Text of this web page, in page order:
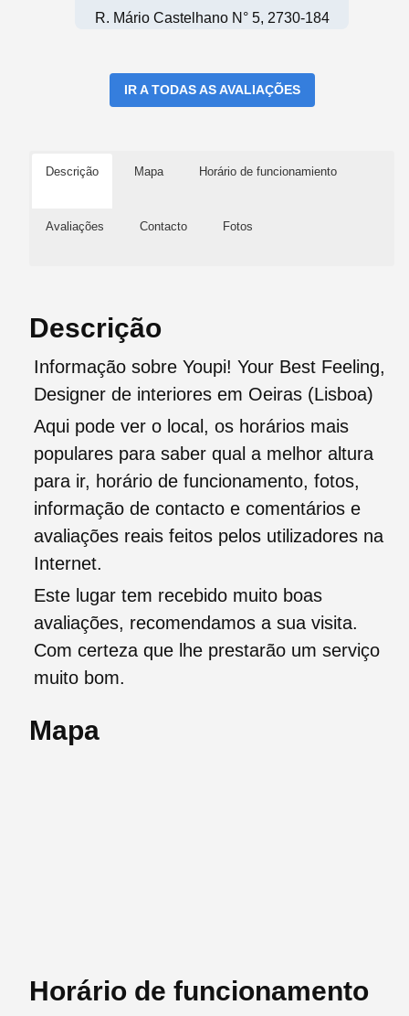
R. Mário Castelhano N° 5, 2730-184
IR A TODAS AS AVALIAÇÕES
Descrição Mapa Horário de funcionamiento
Avaliações Contacto Fotos
Descrição
Informação sobre Youpi! Your Best Feeling,
Designer de interiores em Oeiras (Lisboa)
Aqui pode ver o local, os horários mais
populares para saber qual a melhor altura
para ir, horário de funcionamento, fotos,
informação de contacto e comentários e
avaliações reais feitos pelos utilizadores na
Internet.
Este lugar tem recebido muito boas
avaliações, recomendamos a sua visita.
Com certeza que lhe prestarão um serviço
muito bom.
Mapa
Horário de funcionamento